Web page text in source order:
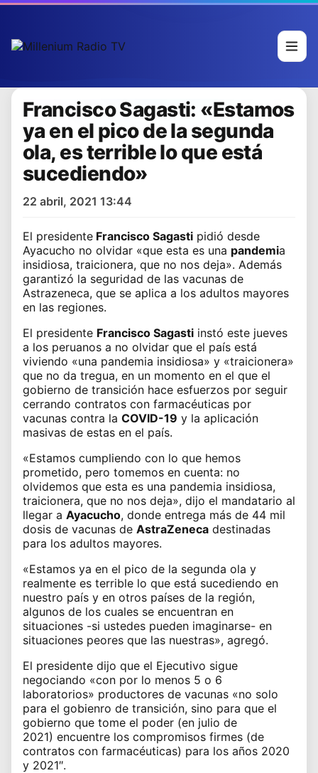
Francisco Sagasti: «Estamos
ya en el pico de la segunda
ola, es terrible lo que está
sucediendo»
22 abril, 2021 13:44
El presidente Francisco Sagasti pidió desde
Ayacucho no olvidar «que esta es una pandemia
insidiosa, traicionera, que no nos deja». Además
garantizó la seguridad de las vacunas de
Astrazeneca, que se aplica a los adultos mayores
en las regiones.
El presidente Francisco Sagasti instó este jueves
a los peruanos a no olvidar que el país está
viviendo «una pandemia insidiosa» y «traicionera»
que no da tregua, en un momento en el que el
gobierno de transición hace esfuerzos por seguir
cerrando contratos con farmacéuticas por
vacunas contra la COVID-19 y la aplicación
masivas de estas en el país.
«Estamos cumpliendo con lo que hemos
prometido, pero tomemos en cuenta: no
olvidemos que esta es una pandemia insidiosa,
traicionera, que no nos deja», dijo el mandatario al
llegar a Ayacucho, donde entrega más de 44 mil
dosis de vacunas de AstraZeneca destinadas
para los adultos mayores.
«Estamos ya en el pico de la segunda ola y
realmente es terrible lo que está sucediendo en
nuestro país y en otros países de la región,
algunos de los cuales se encuentran en
situaciones -si ustedes pueden imaginarse- en
situaciones peores que las nuestras», agregó.
El presidente dijo que el Ejecutivo sigue
negociando «con por lo menos 5 o 6
laboratorios» productores de vacunas «no solo
para el gobienro de transición, sino para que el
gobierno que tome el poder (en julio de
2021) encuentre los compromisos firmes (de
contratos con farmacéuticas) para los años 2020
y 2021″.